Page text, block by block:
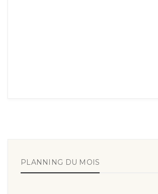
PLANNING DU MOIS